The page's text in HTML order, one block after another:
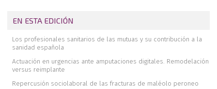
EN ESTA EDICIÓN
Los profesionales sanitarios de las mutuas y su contribución a la
sanidad española
Actuación en urgencias ante amputaciones digitales. Remodelación
versus reimplante
Repercusión sociolaboral de las fracturas de maléolo peroneo